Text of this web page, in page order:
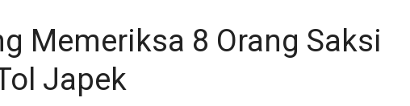
Memeriksa 8 Orang Saksi
Japek